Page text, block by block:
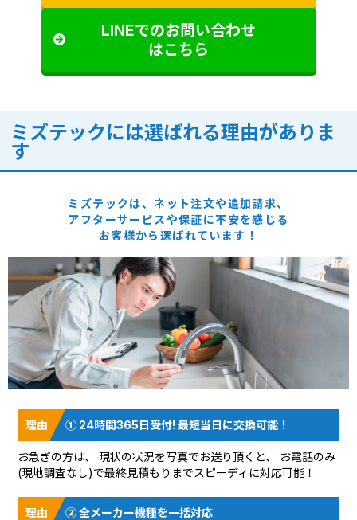
LINEでのお問い合わせ
はこちら
ミズテックには選ばれる理由がありま
す
ミズテックは、ネット注文や追加請求、
アフターサービスや保証に不安を感じる
お客様から選ばれています！
① 24時間365日受付! 最短当日に交換可能！
お急ぎの方は、 現状の状況を写真でお送り頂く と、 お電話のみ
(現地調査なし)で最終見積もりまでスピーディに対応可能！
② 全メーカー機種を一括対応